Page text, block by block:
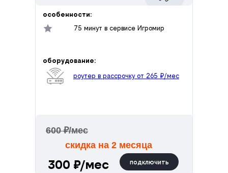
подключить
300 ₽/мес
75 минут в сервисе Игромир
роутер в рассрочку от 265 ₽/мес
оборудование:
особенности:
600 ₽/мес
скидка на 2 месяца